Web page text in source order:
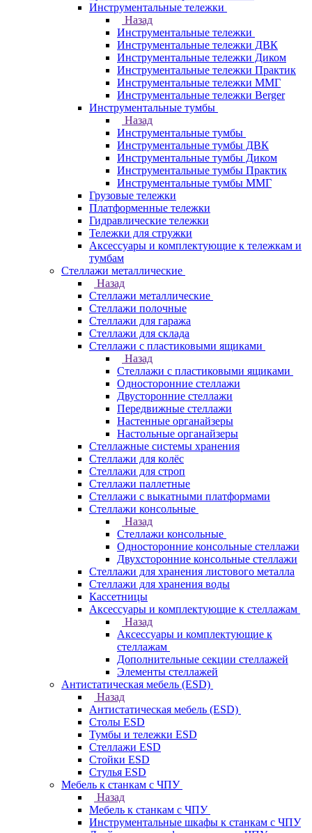
Инструментальные тележки
Назад
Инструментальные тележки
Инструментальные тележки ДВК
Инструментальные тележки Диком
Инструментальные тележки Практик
Инструментальные тележки ММГ
Инструментальные тележки Berger
Инструментальные тумбы
Назад
Инструментальные тумбы
Инструментальные тумбы ДВК
Инструментальные тумбы Диком
Инструментальные тумбы Практик
Инструментальные тумбы ММГ
Грузовые тележки
Платформенные тележки
Гидравлические тележки
Тележки для стружки
Аксесcуары и комплектующие к тележкам и
тумбам
Стеллажи металлические
Назад
Стеллажи металлические
Стеллажи полочные
Стеллажи для гаража
Стеллажи для склада
Стеллажи с пластиковыми ящиками
Назад
Стеллажи с пластиковыми ящиками
Односторонние стеллажи
Двусторонние стеллажи
Передвижные стеллажи
Настенные органайзеры
Настольные органайзеры
Стеллажные системы хранения
Стеллажи для колёс
Стеллажи для строп
Стеллажи паллетные
Стеллажи с выкатными платформами
Стеллажи консольные
Назад
Стеллажи консольные
Односторонние консольные стеллажи
Двухсторонние консольные стеллажи
Стеллажи для хранения листового металла
Стеллажи для хранения воды
Кассетницы
Аксесcуары и комплектующие к стеллажам
Назад
Аксесcуары и комплектующие к
стеллажам
Дополнительные секции стеллажей
Элементы стеллажей
Антистатическая мебель (ESD)
Назад
Антистатическая мебель (ESD)
Столы ESD
Тумбы и тележки ESD
Стеллажи ESD
Стойки ESD
Стулья ESD
Мебель к станкам с ЧПУ
Назад
Мебель к станкам с ЧПУ
Инструментальные шкафы к станкам с ЧПУ